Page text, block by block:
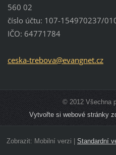
560 02
číslo účtu: 107-154970237/
IČO: 64771784
ceska-trebova@evangnet.cz
© 2012 Všechna
Vytvořte si webové stránky
Zobrazit: Mobilní verzi Standardní